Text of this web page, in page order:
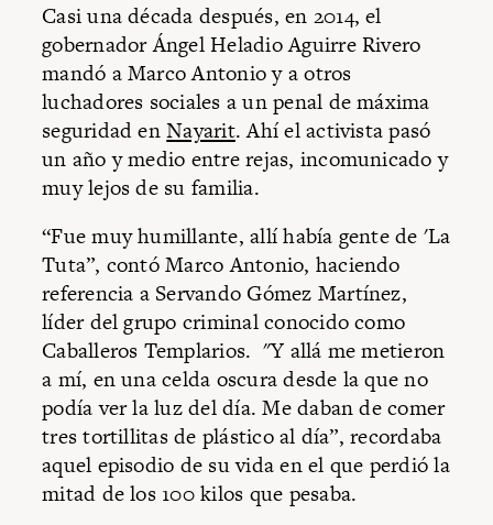
Casi una década después, en 2014, el
gobernador Ángel Heladio Aguirre Rivero
mandó a Marco Antonio y a otros
luchadores sociales a un penal de máxima
seguridad enNayarit. Ahí el activista pasó
un año y medio entre rejas, incomunicado y
muy lejos de su familia.
“Fue muy humillante, allí había gente de 'La
Tuta”, contó Marco Antonio, haciendo
referencia a Servando Gómez Martínez,
líder del grupo criminal conocido como
Caballeros Templarios. "Y allá me metieron
a mí, en una celda oscura desde la que no
podía ver la luz del día. Me daban de comer
tres tortillitas de plástico al día”, recordaba
aquel episodio de su vida en el que perdió la
mitad de los 100 kilos que pesaba.